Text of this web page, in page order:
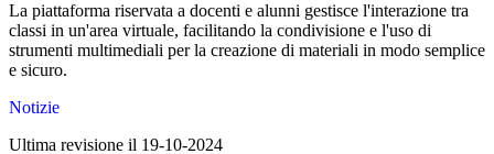
La piattaforma riservata a docenti e alunni gestisce l'interazione tra
classi in un'area virtuale, facilitando la condivisione e l'uso di
strumenti multimediali per la creazione di materiali in modo semplice
e sicuro.
Notizie
Ultima revisione il 19-10-2024